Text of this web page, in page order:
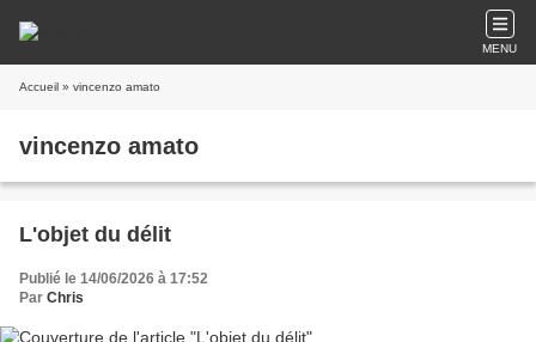
MENU
Accueil » vincenzo amato
vincenzo amato
L'objet du délit
Publié le 14/06/2026 à 17:52
Par Chris